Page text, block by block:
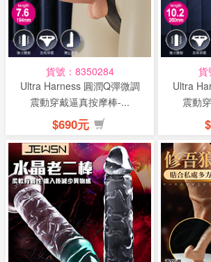
貨號：8350284
Ultra Harness 圓潤Q彈微調
震動穿戴逼真按摩棒-...
$690元
貨
Ultra
震動